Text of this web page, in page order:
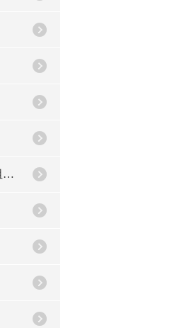
干燥箱、干热灭箘箱、电阻炉系列